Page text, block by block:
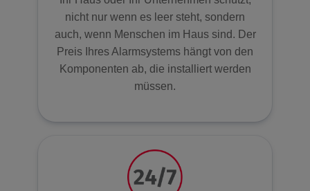
nicht nur wenn es leer steht, sondern
auch, wenn Menschen im Haus sind. Der
Preis Ihres Alarmsystems hängt von den
Komponenten ab, die installiert werden
müssen.